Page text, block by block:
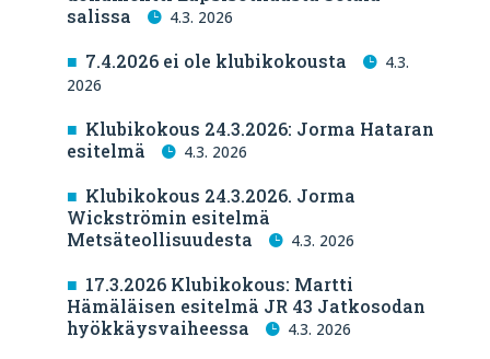
salissa
4.3. 2026
7.4.2026 ei ole klubikokousta
4.3.
2026
Klubikokous 24.3.2026: Jorma Hataran
esitelmä
4.3. 2026
Klubikokous 24.3.2026. Jorma
Wickströmin esitelmä
Metsäteollisuudesta
4.3. 2026
17.3.2026 Klubikokous: Martti
Hämäläisen esitelmä JR 43 Jatkosodan
hyökkäysvaiheessa
4.3. 2026